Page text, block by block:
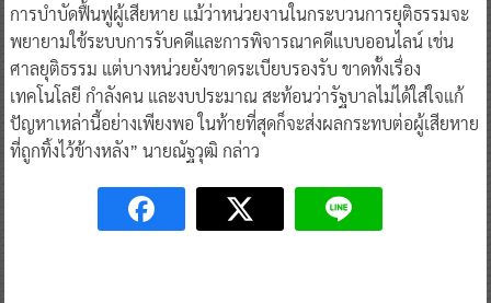
การบำบัดฟื้นฟูผู้เสียหาย แม้ว่าหน่วยงานในกระบวนการยุติธรรมจะ
พยายามใช้ระบบการรับคดีและการพิจารณาคดีแบบออนไลน์ เช่น
ศาลยุติธรรม แต่บางหน่วยยังขาดระเบียบรองรับ ขาดทั้งเรื่อง
เทคโนโลยี กำลังคน และงบประมาณ สะท้อนว่ารัฐบาลไม่ได้ใส่ใจแก้
ปัญหาเหล่านี้อย่างเพียงพอ ในท้ายที่สุดก็จะส่งผลกระทบต่อผู้เสียหาย
ที่ถูกทิ้งไว้ข้างหลัง” นายณัฐวุฒิ กล่าว